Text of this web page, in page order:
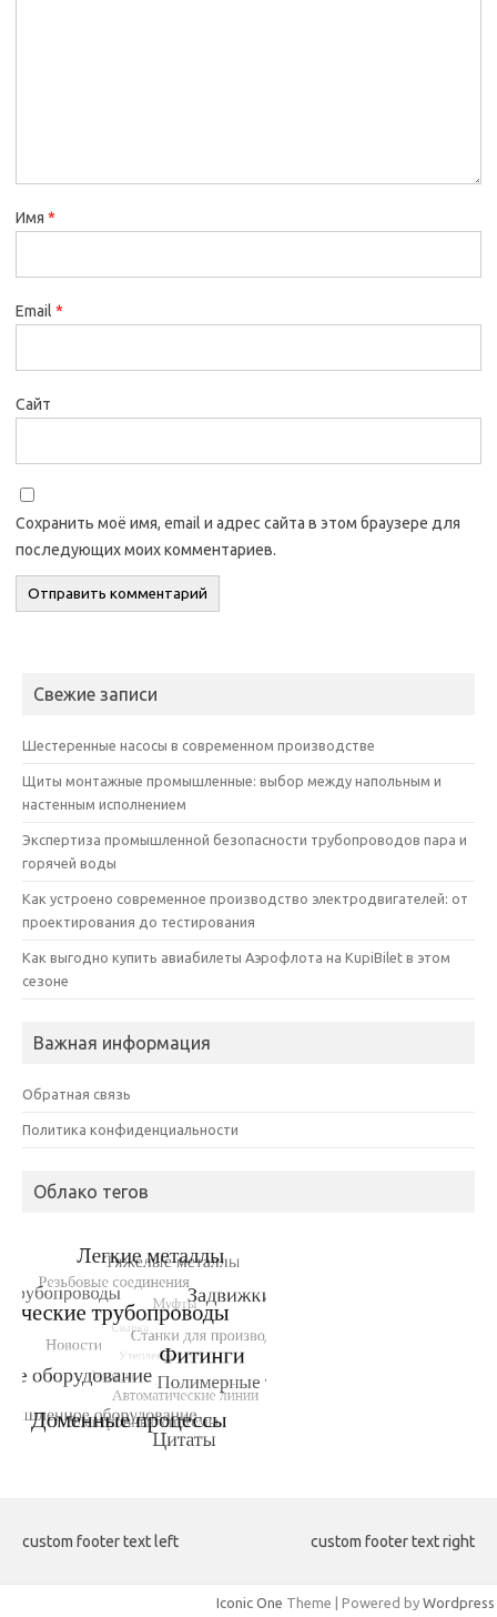
Имя *
Email *
Сайт
Сохранить моё имя, email и адрес сайта в этом браузере для
последующих моих комментариев.
Свежие записи
Шестеренные насосы в современном производстве
Щиты монтажные промышленные: выбор между напольным и
настенным исполнением
Экспертиза промышленной безопасности трубопроводов пара и
горячей воды
Как устроено современное производство электродвигателей: от
проектирования до тестирования
Как выгодно купить авиабилеты Аэрофлота на KupiBilet в этом
сезоне
Важная информация
Обратная связь
Политика конфиденциальности
Облако тегов
custom footer text left custom footer text right
Iconic One Theme | Powered by Wordpress